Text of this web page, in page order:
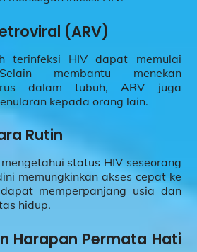
(ARV)
terinfeksi HIV dapat memulai
membantu menekan
dalam tubuh, ARV juga
kepada orang lain.
Rutin
status HIV seseorang
memungkinkan akses cepat ke
memperpanjang usia dan
hidup.
Harapan Permata Hati